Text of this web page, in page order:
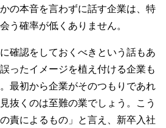
の本音を言わずに話す企業は、特
う確率が低くありません。
確認をしておくべきという話もあ
ったイメージを植え付ける企業も
最初から企業がそのつもりであれ
抜くのは至難の業でしょう。こう
責によるもの」と言え、新卒入社